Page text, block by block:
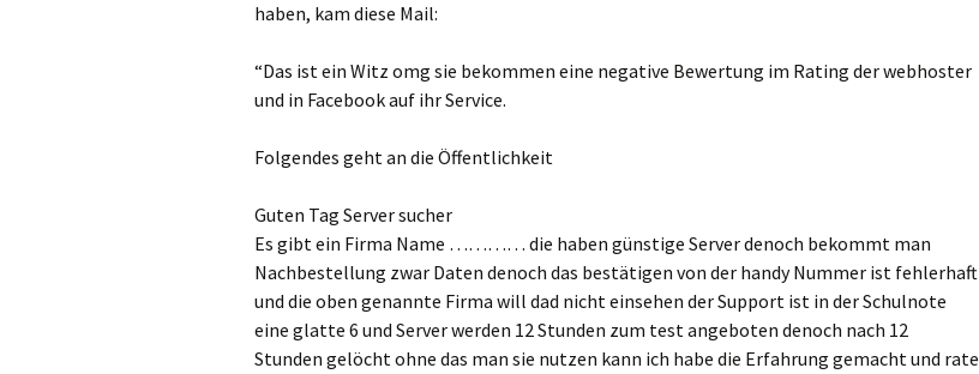
haben, kam diese Mail:
“Das ist ein Witz omg sie bekommen eine negative Bewertung im Rating der webhoster
und in Facebook auf ihr Service.
Folgendes geht an die Öffentlichkeit
Guten Tag Server sucher
Es gibt ein Firma Name ………… die haben günstige Server denoch bekommt man
Nachbestellung zwar Daten denoch das bestätigen von der handy Nummer ist fehlerhaft
und die oben genannte Firma will dad nicht einsehen der Support ist in der Schulnote
eine glatte 6 und Server werden 12 Stunden zum test angeboten denoch nach 12
Stunden gelöcht ohne das man sie nutzen kann ich habe die Erfahrung gemacht und rate